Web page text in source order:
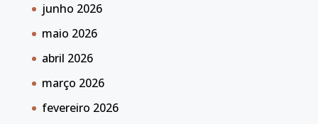
junho 2026
maio 2026
abril 2026
março 2026
fevereiro 2026